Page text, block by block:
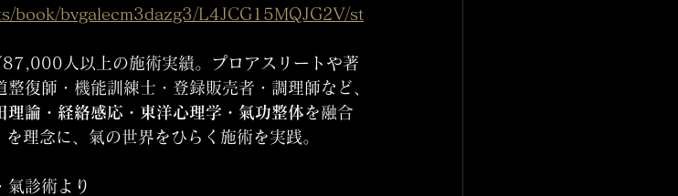
book/bvgalecm3dazg3/L4JCG15MQJG2V/st
人以上の施術実績。プロアスリートや著
復師・機能訓練士・登録販売者・調理師など、
理論・経絡感応・東洋心理学・氣功整体を融合
理念に、氣の世界をひらく施術を実践。
氣診術より